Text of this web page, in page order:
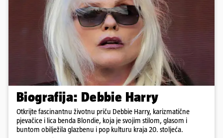
Biografija: Debbie Harry
Otkrijte fascinantnu životnu priču Debbie Harry, karizmatične
pjevačice i lica benda Blondie, koja je svojim stilom, glasom i
buntom obilježila glazbenu i pop kulturu kraja 20. stoljeća.